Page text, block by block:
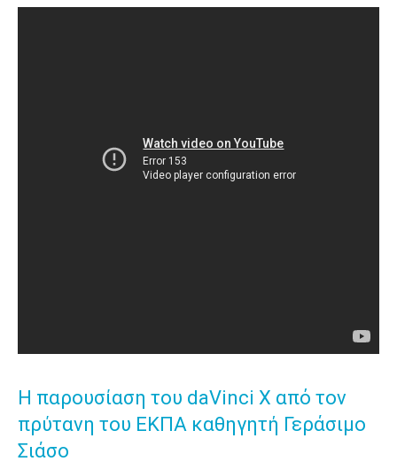
Η παρουσίαση του daVinci X από τον
πρύτανη του ΕΚΠΑ καθηγητή Γεράσιμο
Σιάσο